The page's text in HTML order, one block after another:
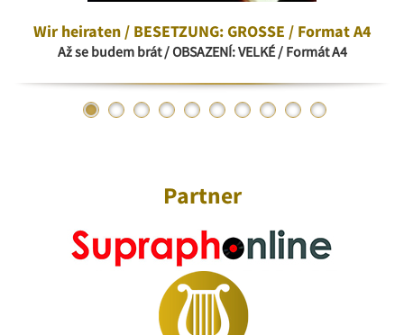
Wir heiraten / BESETZUNG: GROSSE / Format A4
Až se budem brát / OBSAZENÍ: VELKÉ / Formát A4
Partner